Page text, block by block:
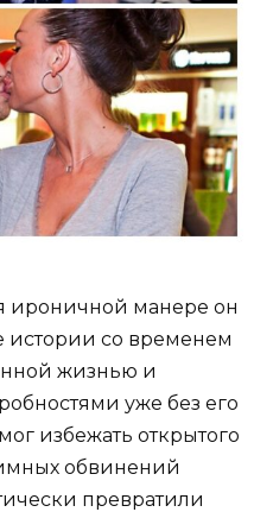
ироничной манере он
истории со временем
жизнью и
уже без его
избежать открытого
обвинений
превратили